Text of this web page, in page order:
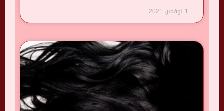
1 نوفمبر، 2021